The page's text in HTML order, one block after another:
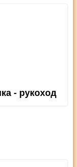
- рукоход